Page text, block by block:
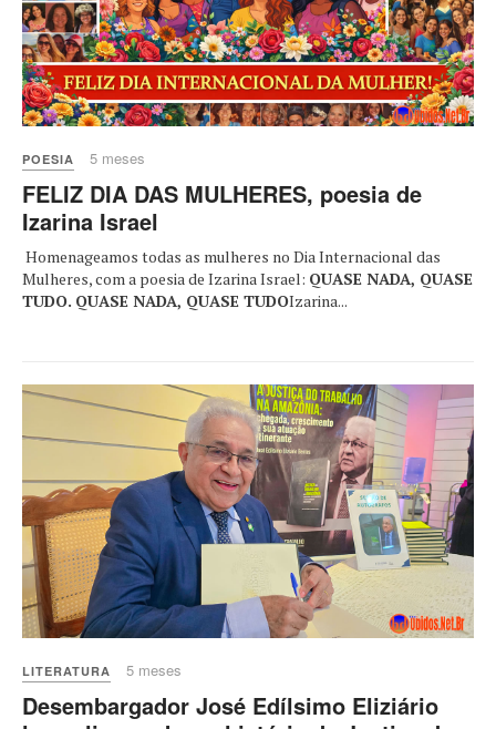
POESIA 5 meses
FELIZ DIA DAS MULHERES, poesia de
Izarina Israel
Homenageamos todas as mulheres no Dia Internacional das
Mulheres, com a poesia de Izarina Israel: QUASE NADA, QUASE
TUDO. QUASE NADA, QUASE TUDOIzarina...
LITERATURA 5 meses
Desembargador José Edílsimo Eliziário